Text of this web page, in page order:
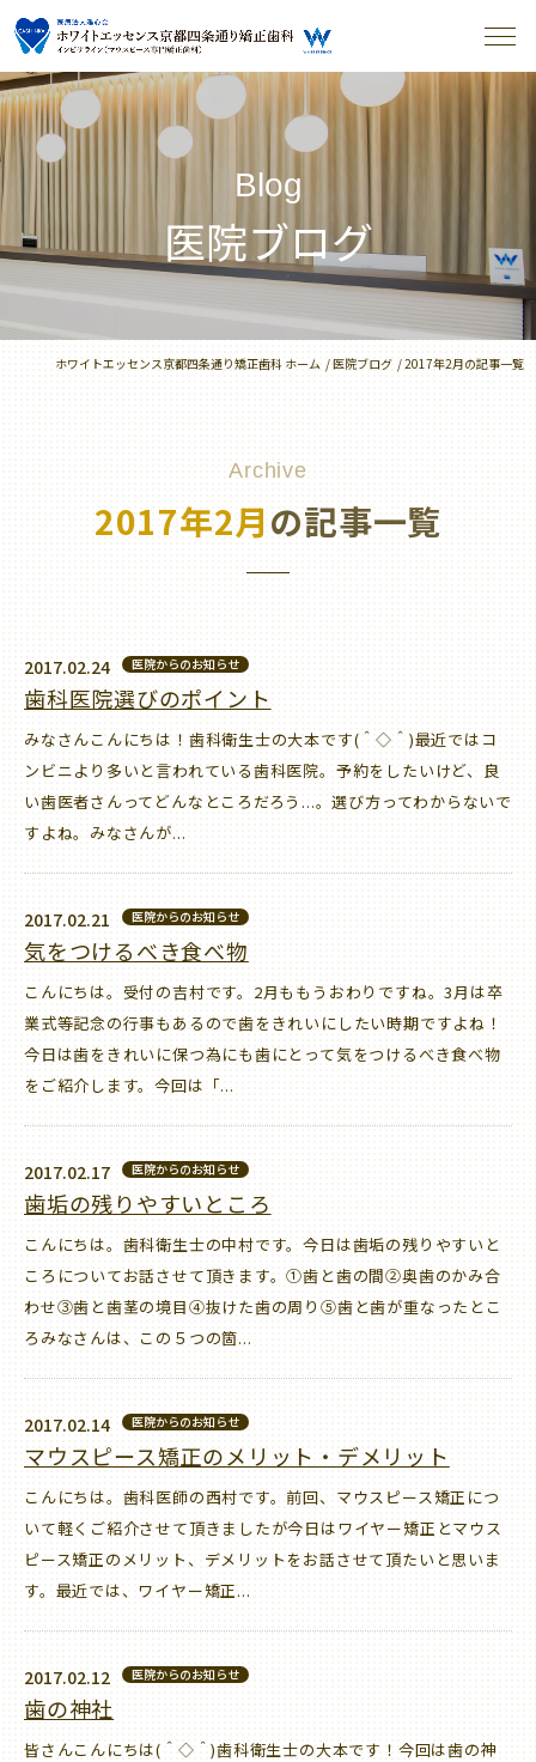
Blog
医院ブログ
ホワイトエッセンス京都四条通り矯正歯科 ホーム 医院ブログ 2017年2月の記事一覧
Archive
2017年2月の記事一覧
2017.02.24 医院からのお知らせ
歯科医院選びのポイント
みなさんこんにちは！歯科衛生士の大本です(＾◇＾)最近ではコ
ンビニより多いと言われている歯科医院。予約をしたいけど、良
い歯医者さんってどんなところだろう...。選び方ってわからないで
すよね。みなさんが...
2017.02.21 医院からのお知らせ
気をつけるべき食べ物
こんにちは。受付の吉村です。2月ももうおわりですね。3月は卒
業式等記念の行事もあるので歯をきれいにしたい時期ですよね！
今日は歯をきれいに保つ為にも歯にとって気をつけるべき食べ物
をご紹介します。今回は「...
2017.02.17 医院からのお知らせ
歯垢の残りやすいところ
こんにちは。歯科衛生士の中村です。今日は歯垢の残りやすいと
ころについてお話させて頂きます。①歯と歯の間②奥歯のかみ合
わせ③歯と歯茎の境目④抜けた歯の周り⑤歯と歯が重なったとこ
ろみなさんは、この５つの箇...
2017.02.14 医院からのお知らせ
マウスピース矯正のメリット・デメリット
こんにちは。歯科医師の西村です。前回、マウスピース矯正につ
いて軽くご紹介させて頂きましたが今日はワイヤー矯正とマウス
ピース矯正のメリット、デメリットをお話させて頂たいと思いま
す。最近では、ワイヤー矯正...
2017.02.12 医院からのお知らせ
歯の神社
皆さんこんにちは(＾◇＾)歯科衛生士の大本です！今回は歯の神